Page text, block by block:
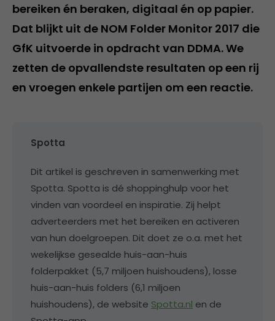
bereiken én beraken, digitaal én op papier.
Dat blijkt uit de NOM Folder Monitor 2017 die
GfK uitvoerde in opdracht van DDMA. We
zetten de opvallendste resultaten op een rij
en vroegen enkele partijen om een reactie.
Spotta
Dit artikel is geschreven in samenwerking met
Spotta. Spotta is dé shoppinghulp voor het
vinden van voordeel en inspiratie. Zij helpt
adverteerders met het bereiken en activeren
van hun doelgroepen. Dit doet ze o.a. met het
wekelijkse gesealde huis-aan-huis
folderpakket (5,7 miljoen huishoudens), losse
huis-aan-huis folders (6,1 miljoen
huishoudens), de website Spotta.nl en de